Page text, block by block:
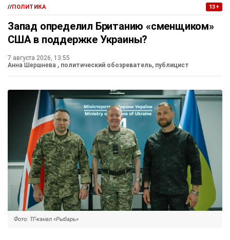
//ПОЛИТИКА 13+
Запад определил Британию «сменщиком»
США в поддержке Украины?
7 августа 2026, 13:55
Анна Шершнева , политический обозреватель, публицист
Фото: ТГ-канал «Рыбарь»